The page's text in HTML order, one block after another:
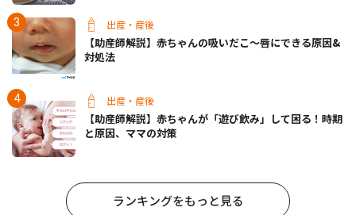
出産・産後
【助産師解説】赤ちゃんの吸いだこ〜唇にできる原因&
対処法
出産・産後
【助産師解説】赤ちゃんが「遊び飲み」して困る！時期
と原因、ママの対策
ランキングをもっと見る